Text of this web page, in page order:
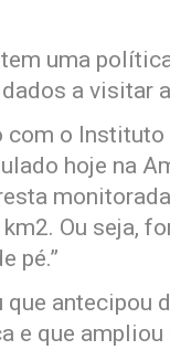
uma
a visitar
com o
hoje na
Ou seja,
pé.”
que antecipou
e que ampliou